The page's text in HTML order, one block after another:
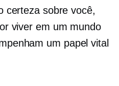
certeza sobre você,
viver em um mundo
um papel vital